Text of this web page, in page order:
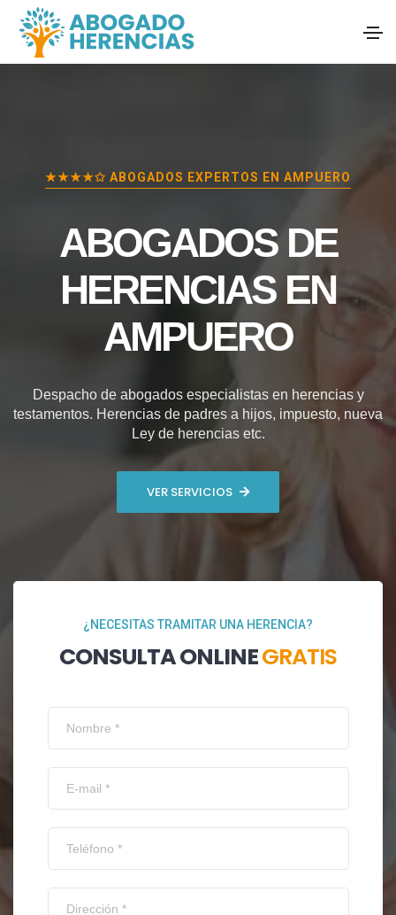
★★★★✩ ABOGADOS EXPERTOS EN AMPUERO
ABOGADOS DE
HERENCIAS EN
AMPUERO
Despacho de abogados especialistas en herencias y
testamentos. Herencias de padres a hijos, impuesto, nueva
Ley de herencias etc.
VER SERVICIOS
¿NECESITAS TRAMITAR UNA HERENCIA?
CONSULTA ONLINEGRATIS